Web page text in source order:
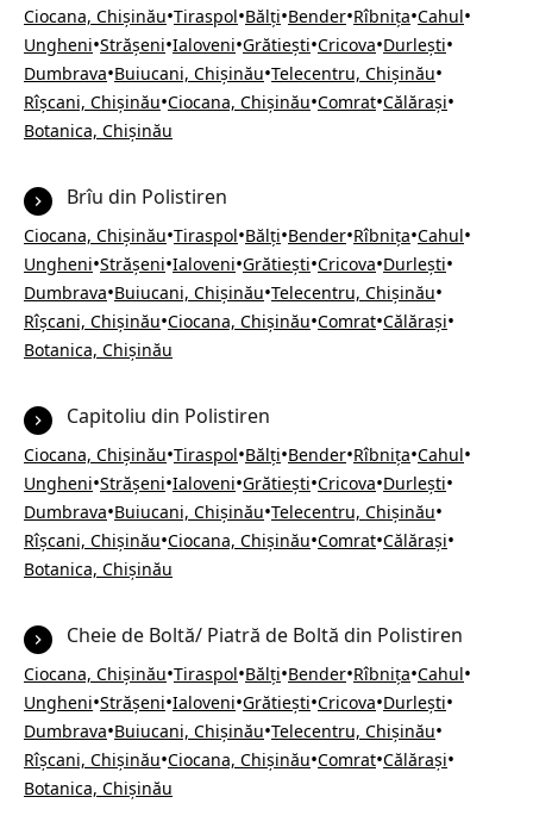
Ciocana, Chișinău•Tiraspol•Bălți•Bender•Rîbnița•Cahul•
Ungheni•Strășeni•Ialoveni•Grătiești•Cricova•Durlești•
Dumbrava•Buiucani, Chișinău•Telecentru, Chișinău•
Rîșcani, Chișinău•Ciocana, Chișinău•Comrat•Călărași•
Botanica, Chișinău
Brîu din Polistiren
Ciocana, Chișinău•Tiraspol•Bălți•Bender•Rîbnița•Cahul•
Ungheni•Strășeni•Ialoveni•Grătiești•Cricova•Durlești•
Dumbrava•Buiucani, Chișinău•Telecentru, Chișinău•
Rîșcani, Chișinău•Ciocana, Chișinău•Comrat•Călărași•
Botanica, Chișinău
Capitoliu din Polistiren
Ciocana, Chișinău•Tiraspol•Bălți•Bender•Rîbnița•Cahul•
Ungheni•Strășeni•Ialoveni•Grătiești•Cricova•Durlești•
Dumbrava•Buiucani, Chișinău•Telecentru, Chișinău•
Rîșcani, Chișinău•Ciocana, Chișinău•Comrat•Călărași•
Botanica, Chișinău
Cheie de Boltă/ Piatră de Boltă din Polistiren
Ciocana, Chișinău•Tiraspol•Bălți•Bender•Rîbnița•Cahul•
Ungheni•Strășeni•Ialoveni•Grătiești•Cricova•Durlești•
Dumbrava•Buiucani, Chișinău•Telecentru, Chișinău•
Rîșcani, Chișinău•Ciocana, Chișinău•Comrat•Călărași•
Botanica, Chișinău